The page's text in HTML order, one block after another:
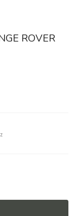
ROVER